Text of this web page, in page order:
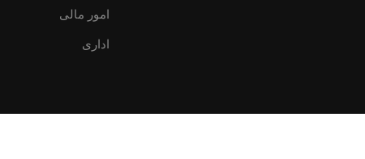
امور مالی
اداری